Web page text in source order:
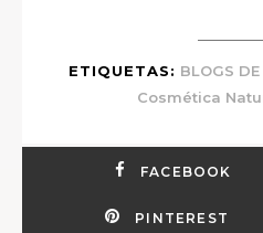
ETIQUETAS: BLOGS
Cosmética
FACEBOOK
PINTEREST